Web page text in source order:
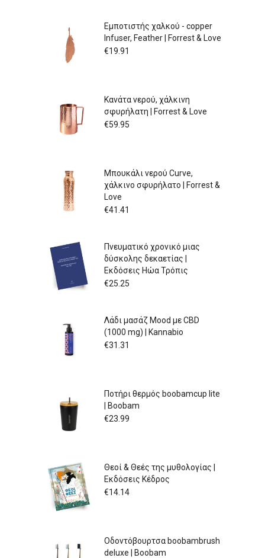
Εμποτιστής χαλκού - copper
Infuser, Feather | Forrest & Love
€19.91
Κανάτα νερού, χάλκινη
σφυρήλατη | Forrest & Love
€59.95
Μπουκάλι νερού Curve,
χάλκινο σφυρήλατο | Forrest &
Love
€41.41
Πνευματικό χρονικό μιας
δύσκολης δεκαετίας |
Εκδόσεις Ηώα Τρόπις
€25.25
Λάδι μασάζ Mood με CBD
(1000 mg) | Kannabio
€31.31
Ποτήρι θερμός boobamcup lite
| Boobam
€23.99
Θεοί & Θεές της μυθολογίας |
Εκδόσεις Κέδρος
€14.14
Οδοντόβουρτσα boobambrush
deluxe | Boobam